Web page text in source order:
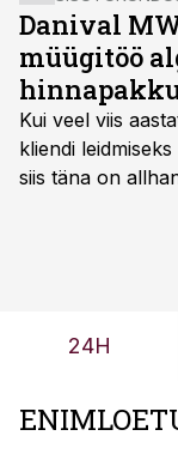
Danival
müügitöö
Kui veel viis
kliendi
siis täna on
24H